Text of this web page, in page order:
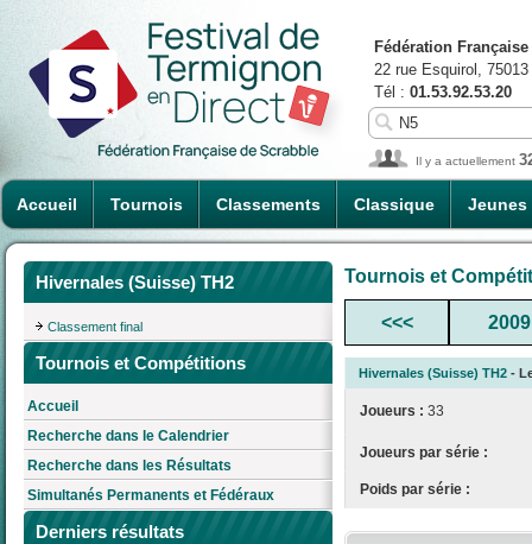
Accueil Tournois Classements Classique Jeunes
Fédération
22 rue Esquirol,
Tél : 01.53.92.53.20
Il y a actuellement
Hivernales (Suisse) TH2
Classement final
Tournois et Compétitions
Accueil
Recherche dans le Calendrier
Recherche dans les Résultats
Simultanés Permanents et Fédéraux
Derniers résultats
Tournois et
<<< 2009
Hivernales (Suisse) TH2 -
Joueurs : 33
Joueurs par série :
Poids par série :